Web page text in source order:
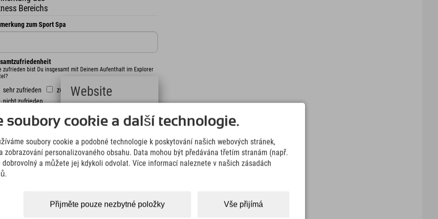
Bereichs
zum Sport Spa
zufrieden bist Du insgesamt mit Deinem Aufenthalt im Explorer
sehr zufrieden zufrieden
weniger zufrieden
nicht zufrieden
/ Leistung
beurteilst Du das Preis-Leistungsverhältnis im Explorer Hotel?
sehr günstig günstig angemessen
teuer
sehr teuer
Meinung
es etwas, das Du vermisst hast bzw. das in Zukunft besser
werden könnte?
soubory cookie a další technologie.
soubory cookie a podobné technologie k poskytování našich webových stránek,
zobrazování personalizovaného obsahu. Data mohou být předávána třetím stranám (např.
dobrovolný a můžete jej kdykoli odvolat. Více informací naleznete v našich zásadách
Vše přijímá
Přijměte pouze nezbytné položky
Website
Deutsch
(German)
(English)
Italiano
(Italian)
(Polish)
Magyar